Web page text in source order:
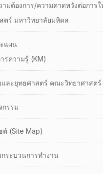
มต้องการ/ความคาดหวังต่อการ
ตร์ มหาวิทยาลัยมหิดล
แผน
รความรู้ (KM)
และยุทธศาสตร์ คณะวิทยาศาสต
รรม
ต์ (Site Map)
ระบวนการทำงาน